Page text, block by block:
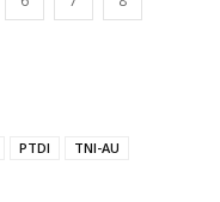
PTDI
TNI-AU